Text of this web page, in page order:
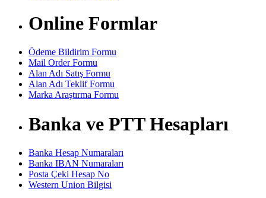
Online Formlar
Ödeme Bildirim Formu
Mail Order Formu
Alan Adı Satış Formu
Alan Adı Teklif Formu
Marka Araştırma Formu
Banka ve PTT Hesapları
Banka Hesap Numaraları
Banka IBAN Numaraları
Posta Çeki Hesap No
Western Union Bilgisi